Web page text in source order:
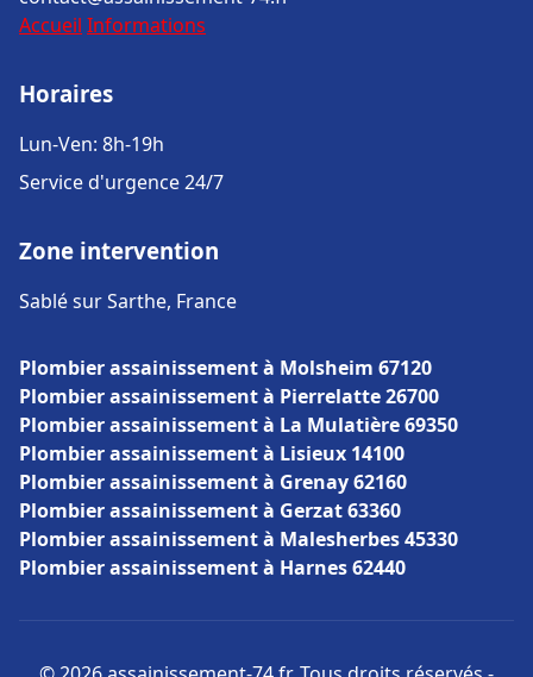
Accueil Informations
Horaires
Lun-Ven: 8h-19h
Service d'urgence 24/7
Zone intervention
Sablé sur Sarthe, France
Plombier assainissement à Molsheim 67120
Plombier assainissement à Pierrelatte 26700
Plombier assainissement à La Mulatière 69350
Plombier assainissement à Lisieux 14100
Plombier assainissement à Grenay 62160
Plombier assainissement à Gerzat 63360
Plombier assainissement à Malesherbes 45330
Plombier assainissement à Harnes 62440